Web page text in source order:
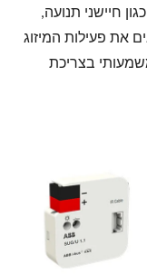
חיישני תנועה,
את פעילות המיזוג
בצריכת